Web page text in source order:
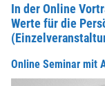
In der Online
Werte für die
Online Seminar mit